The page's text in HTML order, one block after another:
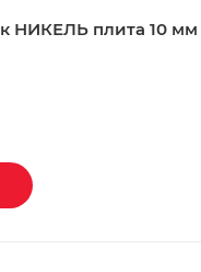
НИКЕЛЬ плита 10 мм